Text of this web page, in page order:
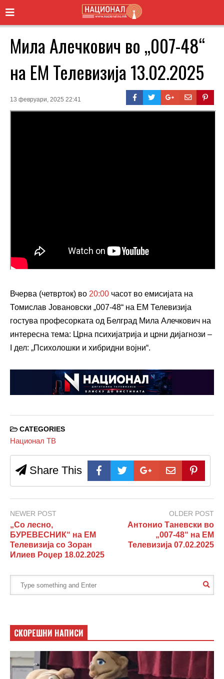
Мила Алечкович во „007-48“
на ЕМ Телевизија 13.02.2025
13 февруари, 2025 22:41
Вчерва (четврток) во 20:00 часот во емисијата на
Томислав Јовановски „007-48“ на ЕМ Телевизија
гостува професорката од Белград Мила Алечкович на
интересна тема: Црна психијатрија и црни дијагнози –
I дел: „Психолошки и хибридни војни“.
CATEGORIES
Национал ТВ
Share This
NEWER POST
„Со лесно,
БУРЕВЕСНИК“ на ЕМ
Телевизија со Зоран
Илиев Роџер 18.02.2025
OLDER POST
Антонио Таневски во
„007-48“ на ЕМ
Телевизија 07.02.2025
СКОРЕШНИ НАПИСИ